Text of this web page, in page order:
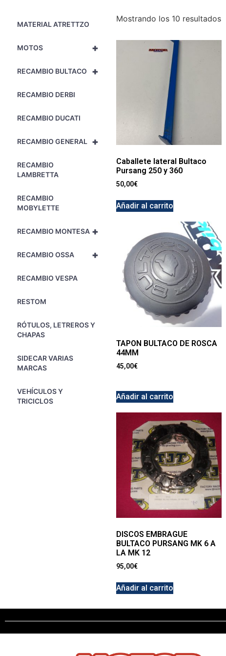
MATERIAL ATRETTZO
+
MOTOS
+
RECAMBIO BULTACO
RECAMBIO DERBI
RECAMBIO DUCATI
+
RECAMBIO GENERAL
RECAMBIO
LAMBRETTA
RECAMBIO
MOBYLETTE
+
RECAMBIO MONTESA
+
RECAMBIO OSSA
RECAMBIO VESPA
RESTOM
RÓTULOS, LETREROS Y
CHAPAS
SIDECAR VARIAS
MARCAS
VEHÍCULOS Y
TRICICLOS
Mostrando los 10 resultados
Caballete lateral Bultaco
Pursang 250 y 360
50,00€
Añadir al carrito
TAPON BULTACO DE ROSCA
44MM
45,00€
Añadir al carrito
DISCOS EMBRAGUE
BULTACO PURSANG MK 6 A
LA MK 12
95,00€
Añadir al carrito